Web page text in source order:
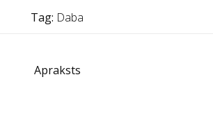
Tag: Daba
Apraksts